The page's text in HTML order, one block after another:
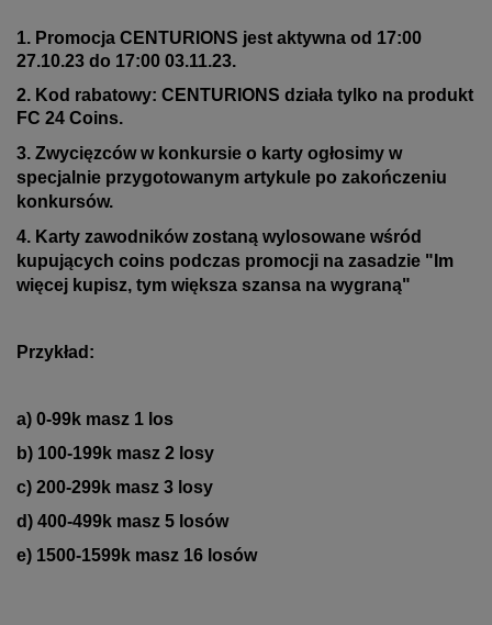
1. Promocja CENTURIONS jest aktywna od 17:00
27.10.23 do 17:00 03.11.23.
2. Kod rabatowy: CENTURIONS działa tylko na produkt
FC 24 Coins.
3. Zwycięzców w konkursie o karty ogłosimy w
specjalnie przygotowanym artykule po zakończeniu
konkursów.
4. Karty zawodników zostaną wylosowane wśród
kupujących coins podczas promocji na zasadzie "Im
więcej kupisz, tym większa szansa na wygraną"
Przykład:
a) 0-99k masz 1 los
b) 100-199k masz 2 losy
c) 200-299k masz 3 losy
d) 400-499k masz 5 losów
e) 1500-1599k masz 16 losów